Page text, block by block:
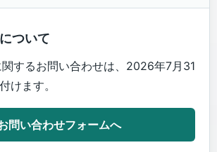
ついて
するお問い合わせは、2026年7月31
けます。
問い合わせフォームへ